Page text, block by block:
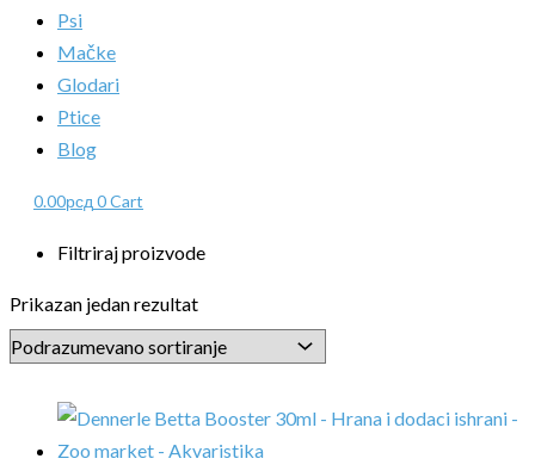
Psi
Mačke
Glodari
Ptice
Blog
0.00рсд 0Cart
Filtriraj proizvode
Prikazan jedan rezultat